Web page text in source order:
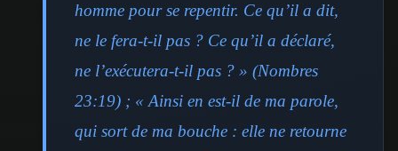
homme pour se repentir. Ce qu’il a dit,
ne le fera-t-il pas ? Ce qu’il a déclaré,
ne l’exécutera-t-il pas ? » (Nombres
23:19) ; « Ainsi en est-il de ma parole,
qui sort de ma bouche : elle ne retourne